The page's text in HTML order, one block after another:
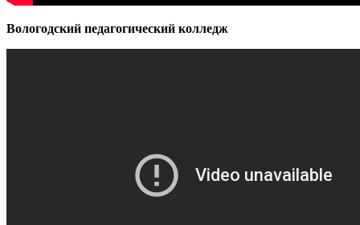
Вологодский педагогический колледж